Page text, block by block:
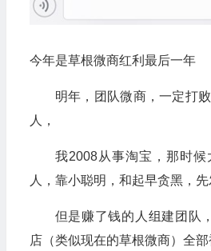
今年是草根微商红利最后一年
明年，团队微商，一定打
人，
我2008从事淘宝，那时
人，靠小聪明，和起早贪黑，
但是赚了钱的人组建团队
店（类似现在的草根微商）全部